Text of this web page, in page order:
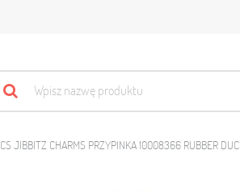
JIBBITZ CHARMS PRZYPINKA 10008366 RUBBER